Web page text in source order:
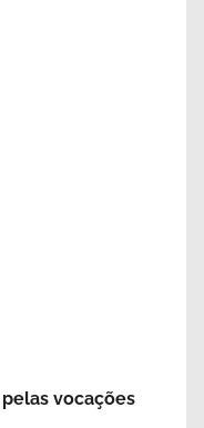
vocações